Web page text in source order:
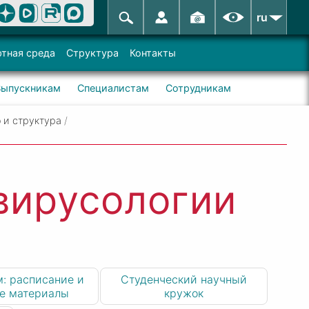
ru
среда Структура Контакты
Специалистам Сотрудникам
и структура /
расписание и
материалы
Студенческий научный
кружок